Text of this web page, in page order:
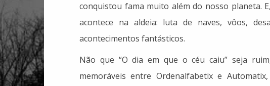
conquistou fama muito além do nosso planeta.
acontece na aldeia: luta de naves, vôos,
acontecimentos fantásticos.
Não que “O dia em que o céu caiu” seja
memoráveis entre Ordenalfabetix e